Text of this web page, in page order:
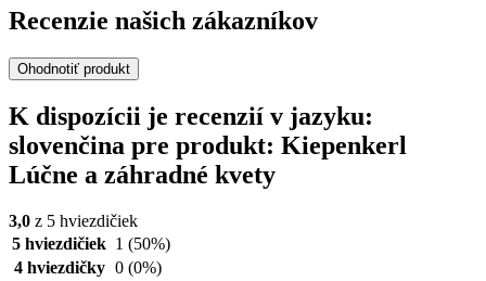
Recenzie našich zákazníkov
Ohodnotiť produkt
K dispozícii je recenzií v jazyku:
slovenčina pre produkt: Kiepenkerl
Lúčne a záhradné kvety
3,0 z 5 hviezdičiek
5 hviezdičiek 1 (50%)
4 hviezdičky 0 (0%)